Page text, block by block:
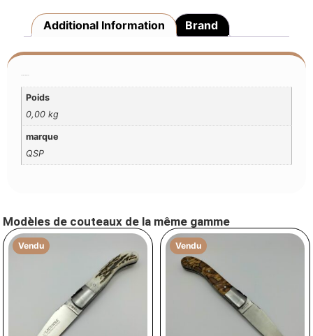
Additional Information Brand
Poids
0,00 kg
marque
QSP
Modèles de couteaux de la même gamme
Vendu Vendu